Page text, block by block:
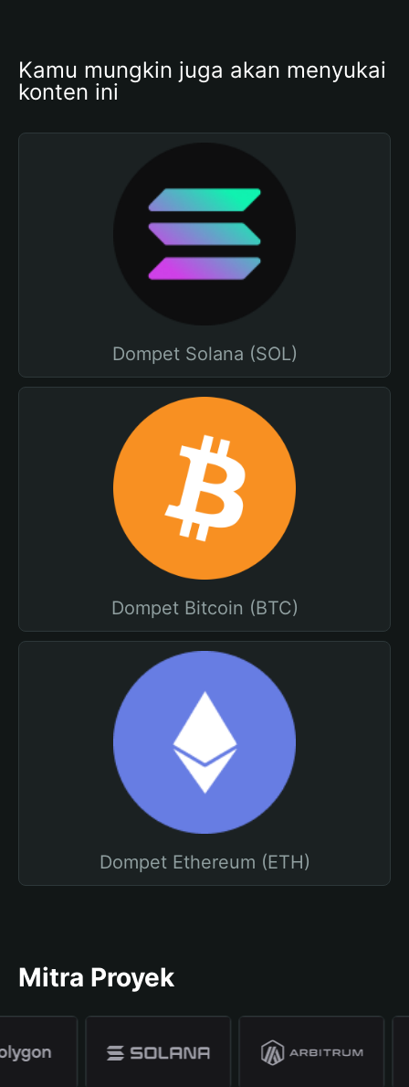
Kamu mungkin juga akan menyukai
konten ini
Dompet Solana (SOL)
Dompet Bitcoin (BTC)
Dompet Ethereum (ETH)
Mitra Proyek